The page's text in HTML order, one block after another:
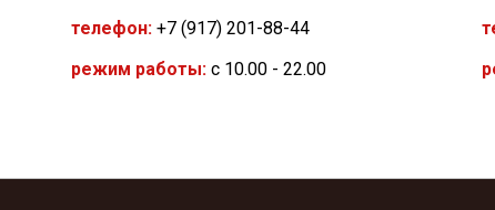
телефон: +7 (917) 201-88-44
режим работы: с 10.00 - 22.00